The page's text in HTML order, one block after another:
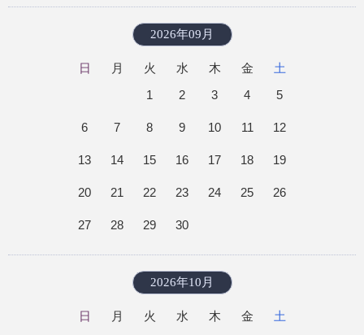
2026年09月
日 月 火 水 木 金
土
1
2 3 4 5
6 7 8 9 10 11 12
13 14 15 16 17 18 19
20 21 22 23 24 25 26
27 28 29 30
2026年10月
日 月 火 水 木 金
土